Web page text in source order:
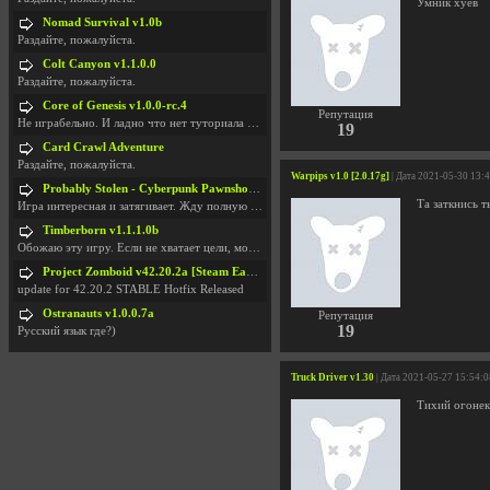
Репутация
19
Умник хуев
Warpips v1.0 [2.0.17g] | Дата 2021-05-30
Репутация
19
Та заткнись
Truck Driver v1.30 | Дата 2021-05-27
Тихий
Nomad Survival v1.0b
Раздайте, пожалуйста.
Colt Canyon v1.1.0.0
Раздайте, пожалуйста.
Core of Genesis v1.0.0-rc.4
Не играбельно. И ладно что нет туториала и ничего
Card Crawl Adventure
Раздайте, пожалуйста.
Probably Stolen - Cyberpunk Pawnshop Simulator v048c [Playtest]
Игра интересная и затягивает. Жду полную версию, т
Timberborn v1.1.1.0b
Обожаю эту игру. Если не хватает цели, можно чудо
Project Zomboid v42.20.2a [Steam Early Access]
update for 42.20.2 STABLE Hotfix Released
Ostranauts v1.0.0.7a
Русский язык где?)